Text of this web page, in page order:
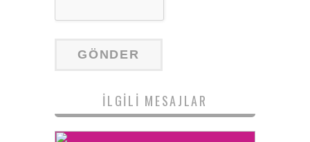
İLGILI MESAJLAR